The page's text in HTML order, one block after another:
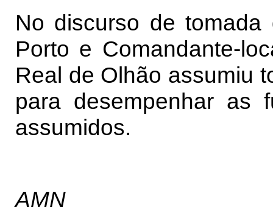
No discurso de
Porto e Comandante-
Real de Olhão assumiu
para desempenhar as
assumidos.
AMN